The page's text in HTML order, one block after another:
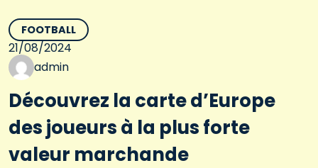
FOOTBALL
21/08/2024
admin
Découvrez la carte d’Europe
des joueurs à la plus forte
valeur marchande